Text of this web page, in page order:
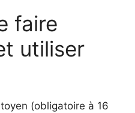
faire
utiliser
(obligatoire à 16